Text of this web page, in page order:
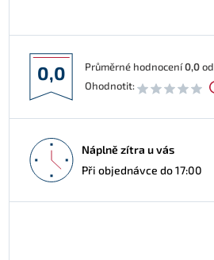
0,0 Průměrné hodnocení0,0od
Ohodnotit:
Náplně zítra u vás
Při objednávce do 17:00